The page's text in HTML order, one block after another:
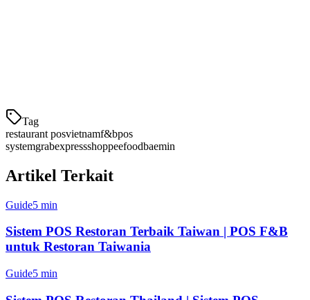
Tag
restaurant posvietnamf&bpos
systemgrabexpressshoppeefoodbaemin
Artikel Terkait
Guide5 min
Sistem POS Restoran Terbaik Taiwan | POS F&B
untuk Restoran Taiwania
Guide5 min